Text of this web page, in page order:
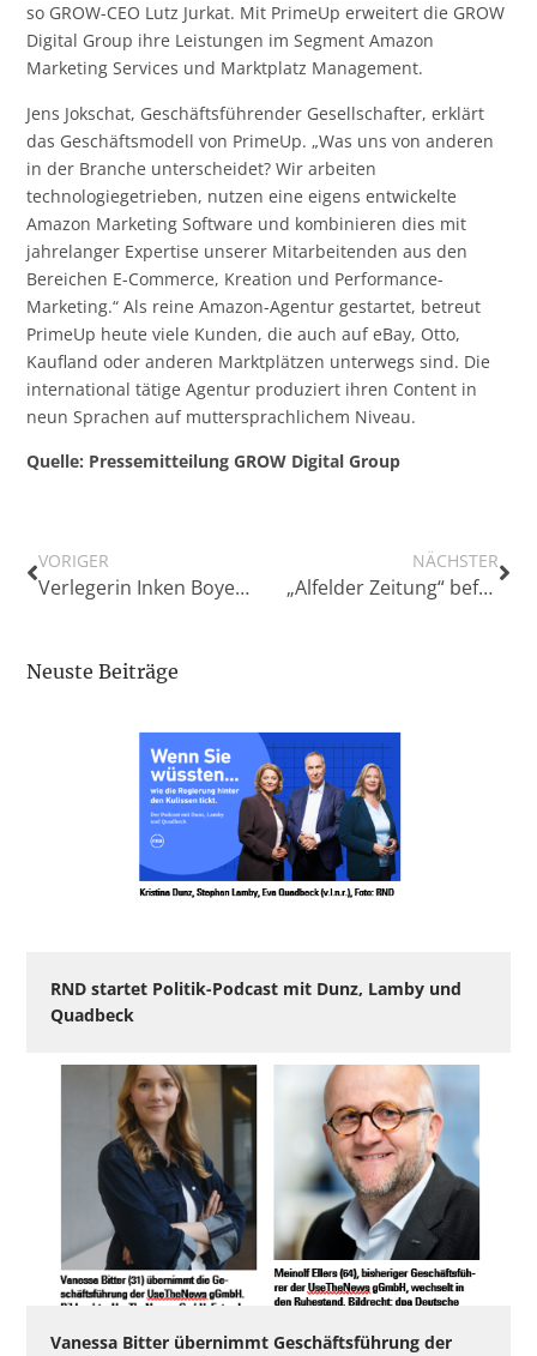
so GROW-CEO Lutz Jurkat. Mit PrimeUp erweitert die GROW
Digital Group ihre Leistungen im Segment Amazon
Marketing Services und Marktplatz Management.
Jens Jokschat, Geschäftsführender Gesellschafter, erklärt
das Geschäftsmodell von PrimeUp. „Was uns von anderen
in der Branche unterscheidet? Wir arbeiten
technologiegetrieben, nutzen eine eigens entwickelte
Amazon Marketing Software und kombinieren dies mit
jahrelanger Expertise unserer Mitarbeitenden aus den
Bereichen E-Commerce, Kreation und Performance-
Marketing.“ Als reine Amazon-Agentur gestartet, betreut
PrimeUp heute viele Kunden, die auch auf eBay, Otto,
Kaufland oder anderen Marktplätzen unterwegs sind. Die
international tätige Agentur produziert ihren Content in
neun Sprachen auf muttersprachlichem Niveau.
Quelle: Pressemitteilung GROW Digital Group
VORIGER
Verlegerin Inken Boyens mit Verdienstorden des Landes Schleswig-Holstein ausgezeichnet
NÄCHSTER
„Alfelder Zeitung“ befragt Landtagskandidaten: „Was tun Sie für die Pressevielfalt…“
Neuste Beiträge
RND startet Politik-Podcast mit Dunz, Lamby und
Quadbeck
Vanessa Bitter übernimmt Geschäftsführung der